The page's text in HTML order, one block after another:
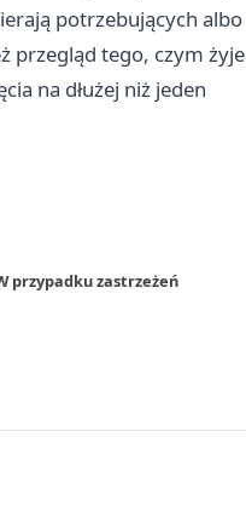
potrzebujących albo
przegląd tego, czym żyje
na dłużej niż jeden
przypadku zastrzeżeń